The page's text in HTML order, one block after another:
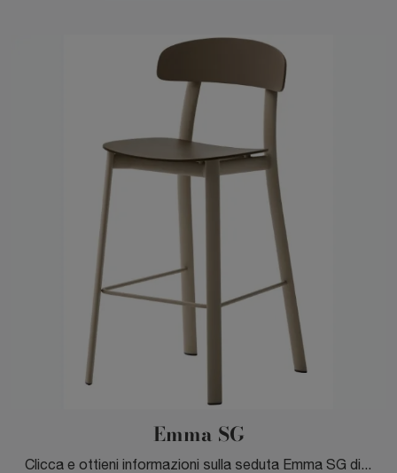
Emma SG
Clicca e ottieni informazioni sulla seduta Emma SG di Veneta Cucine in plastica: le più originali Sedie sgabelli moderne ti attendono.